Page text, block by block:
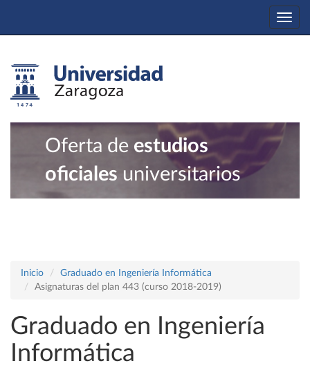
Oferta de estudios
oficiales universitarios
Inicio
Graduado en Ingeniería Informática
Asignaturas del plan 443 (curso 2018-2019)
Graduado en Ingeniería
Informática